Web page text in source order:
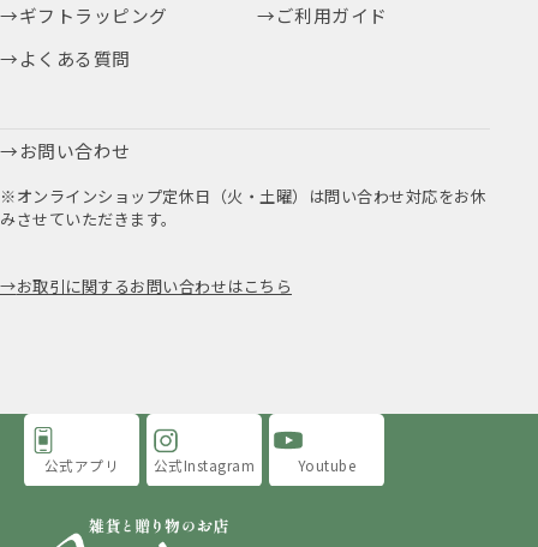
ギフトラッピング
ご利用ガイド
よくある質問
お問い合わせ
※オンラインショップ定休日（火・土曜）は問い合わせ対応をお休
みさせていただきます。
お取引に関するお問い合わせはこちら
公式アプリ 公式Instagram Youtube